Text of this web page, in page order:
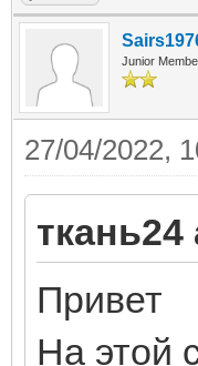
Junior
27/04/2022,
ткань24
Привет
На этой